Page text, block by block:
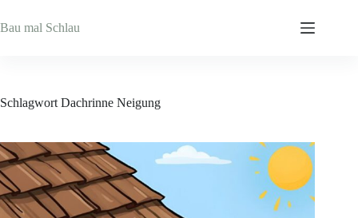
Inhalt
springen
Bau mal Schlau
Schlagwort Dachrinne Neigung